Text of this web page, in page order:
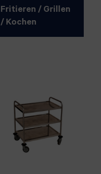
Fritieren / Grillen
/ Kochen